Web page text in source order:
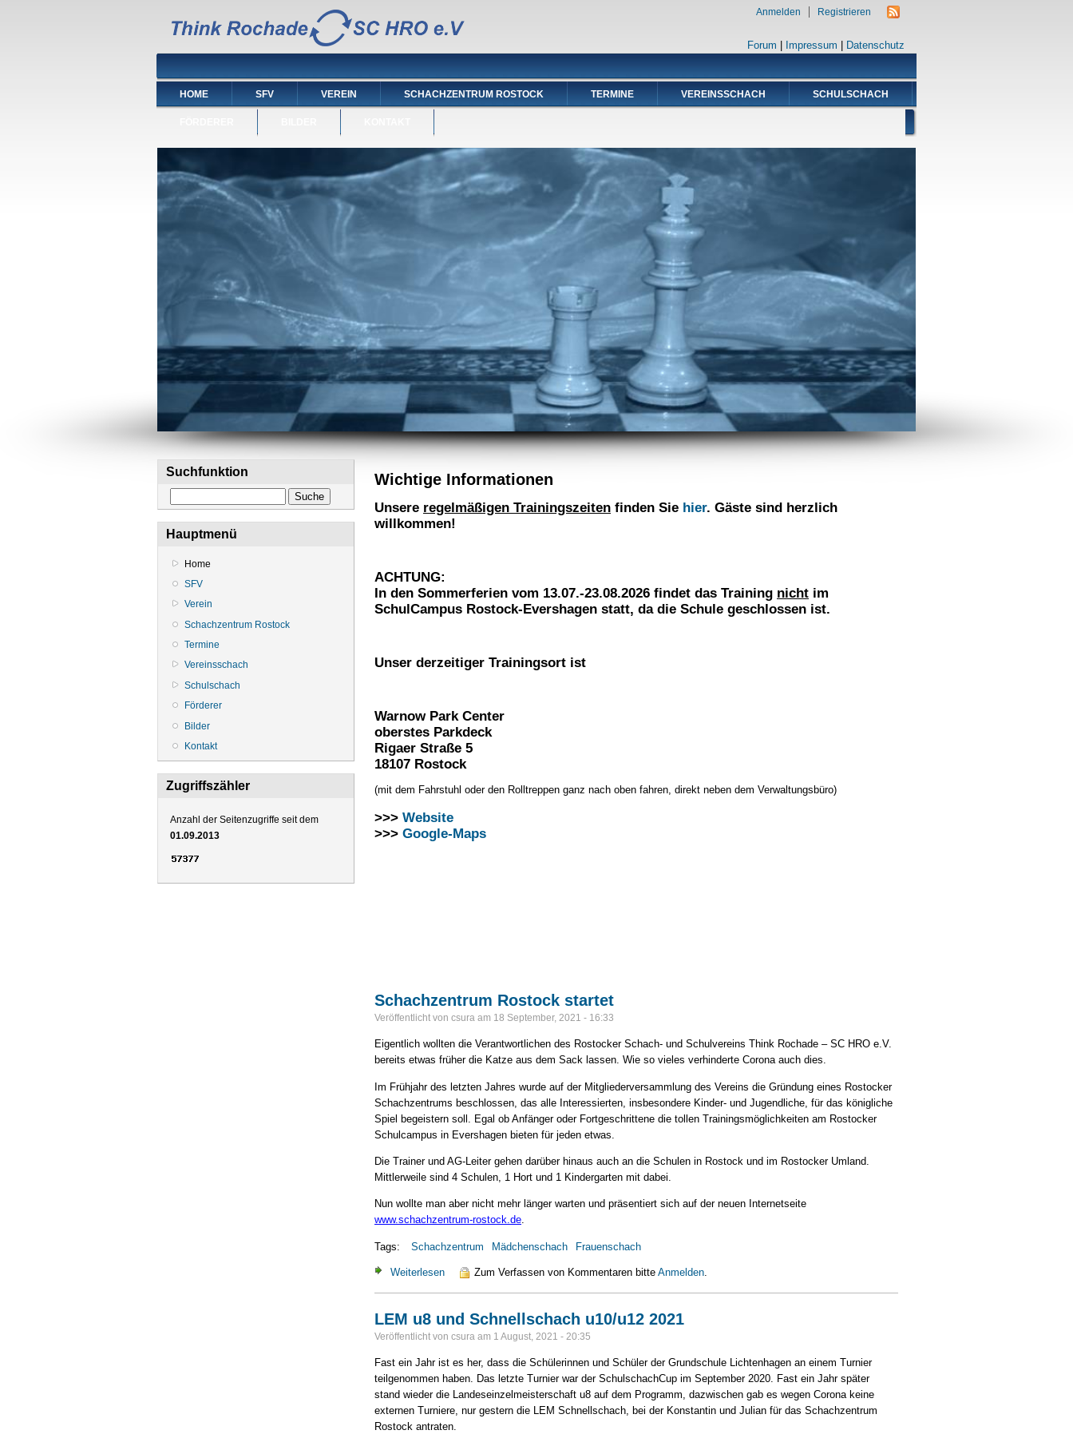
Forum Impressum Datenschutz
Anmelden Registrieren
HOME SFV VEREIN SCHACHZENTRUM ROSTOCK TERMINE VEREINSSCHACH SCHULSCHACH
Suchfunktion
Hauptmenü
Home
SFV
Verein
Schachzentrum Rostock
Termine
Vereinsschach
Schulschach
Förderer
Bilder
Kontakt
Zugriffszähler
Anzahl der Seitenzugriffe seit dem
01.09.2013
Wichtige Informationen
Unsere regelmäßigen Trainingszeiten finden Sie hier. Gäste sind herzlich
willkommen!
ACHTUNG:
In den Sommerferien vom 13.07.-23.08.2026 findet das Training nicht im
SchulCampus Rostock-Evershagen statt, da die Schule geschlossen ist.
Unser derzeitiger Trainingsort ist
Warnow Park Center
oberstes Parkdeck
Rigaer Straße 5
18107 Rostock
(mit dem Fahrstuhl oder den Rolltreppen ganz nach oben fahren, direkt neben dem Verwaltungsbüro)
>>> Website
>>> Google-Maps
Schachzentrum Rostock startet
Veröffentlicht von csura am 18 September, 2021 - 16:33
Eigentlich wollten die Verantwortlichen des Rostocker Schach- und Schulvereins Think Rochade – SC HRO e.V.
bereits etwas früher die Katze aus dem Sack lassen. Wie so vieles verhinderte Corona auch dies.
Im Frühjahr des letzten Jahres wurde auf der Mitgliederversammlung des Vereins die Gründung eines Rostocker
Schachzentrums beschlossen, das alle Interessierten, insbesondere Kinder- und Jugendliche, für das königliche
Spiel begeistern soll. Egal ob Anfänger oder Fortgeschrittene die tollen Trainingsmöglichkeiten am Rostocker
Schulcampus in Evershagen bieten für jeden etwas.
Die Trainer und AG-Leiter gehen darüber hinaus auch an die Schulen in Rostock und im Rostocker Umland.
Mittlerweile sind 4 Schulen, 1 Hort und 1 Kindergarten mit dabei.
Nun wollte man aber nicht mehr länger warten und präsentiert sich auf der neuen Internetseite
www.schachzentrum-rostock.de.
Tags: Schachzentrum Mädchenschach Frauenschach
Weiterlesen über Schachzentrum Rostock startet
Zum Verfassen von Kommentaren bitteAnmelden
LEM u8 und Schnellschach u10/u12 2021
Veröffentlicht von csura am 1 August, 2021 - 20:35
Fast ein Jahr ist es her, dass die Schülerinnen und Schüler der Grundschule Lichtenhagen an einem Turnier
teilgenommen haben. Das letzte Turnier war der SchulschachCup im September 2020. Fast ein Jahr später
stand wieder die Landeseinzelmeisterschaft u8 auf dem Programm, dazwischen gab es wegen Corona keine
externen Turniere, nur gestern die LEM Schnellschach, bei der Konstantin und Julian für das Schachzentrum
Rostock antraten.